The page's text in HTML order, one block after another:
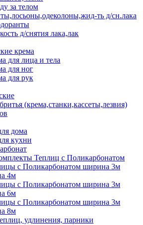
за телом
ть д/сн.лака
д/снятия лака,лак
крема
для лица и тела
для ног
для рук
(крема,станки,кассеты,лезвия)
дома
кухни
Теплиц с Поликарбонатом
с Поликарбонатом ширина 3м
4м
с Поликарбонатом ширина 3м
6м
с Поликарбонатом ширина 3м
8м
удлинения, парники